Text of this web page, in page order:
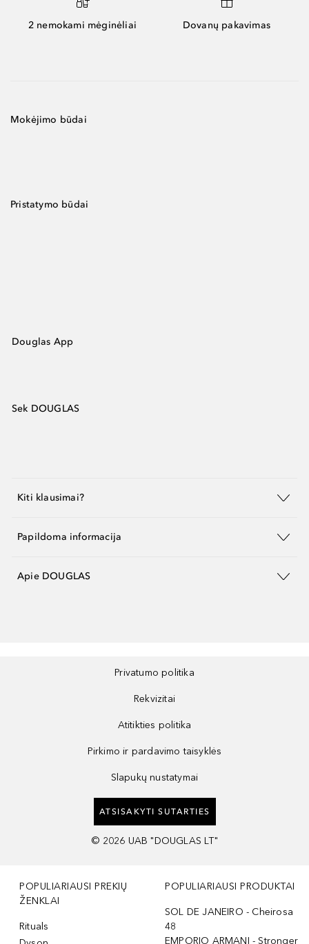
2 nemokami mėginėliai Dovanų pakavimas
Mokėjimo būdai
Pristatymo būdai
Douglas App
Sek DOUGLAS
Kiti klausimai?
Papildoma informacija
Apie DOUGLAS
Privatumo politika
Rekvizitai
Atitikties politika
Pirkimo ir pardavimo taisyklės
Slapukų nustatymai
ATSISAKYTI SUTARTIES
© 2026 UAB "DOUGLAS LT"
POPULIARIAUSI PREKIŲ
ŽENKLAI
Rituals
POPULIARIAUSI PRODUKTAI
SOL DE JANEIRO - Cheirosa
48
EMPORIO ARMANI - Stronger